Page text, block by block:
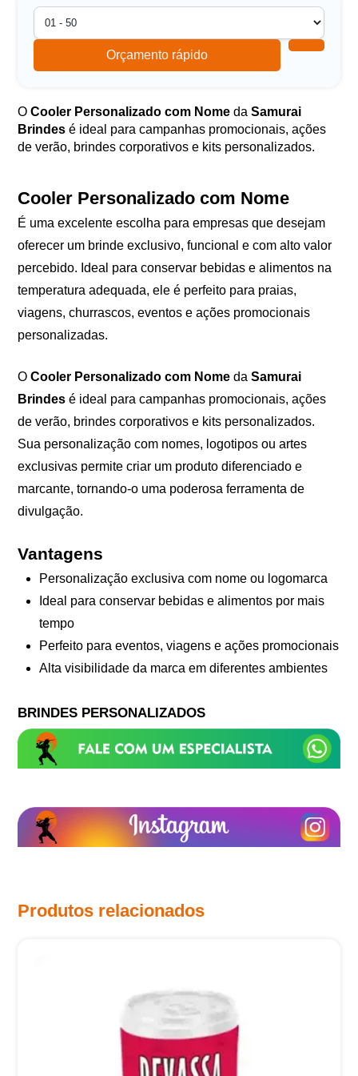
Orçamento rápido
OCooler Personalizado com Nome daSamurai
Brindes é ideal para campanhas promocionais, ações
de verão, brindes corporativos e kits personalizados.
Cooler Personalizado com Nome
É uma excelente escolha para empresas que desejam
oferecer um brinde exclusivo, funcional e com alto valor
percebido. Ideal para conservar bebidas e alimentos na
temperatura adequada, ele é perfeito para praias,
viagens, churrascos, eventos e ações promocionais
personalizadas.
OCooler Personalizado com Nome daSamurai
Brindes é ideal para campanhas promocionais, ações
de verão, brindes corporativos e kits personalizados.
Sua personalização com nomes, logotipos ou artes
exclusivas permite criar um produto diferenciado e
marcante, tornando-o uma poderosa ferramenta de
divulgação.
Vantagens
Personalização exclusiva com nome ou logomarca
Ideal para conservar bebidas e alimentos por mais
tempo
Perfeito para eventos, viagens e ações promocionais
Alta visibilidade da marca em diferentes ambientes
BRINDES PERSONALIZADOS
Produtos relacionados